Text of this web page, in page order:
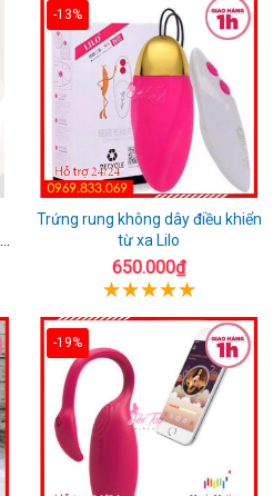
-13%
Trứng rung không dây điều khiển
từ xa Lilo
650.000₫
-19%